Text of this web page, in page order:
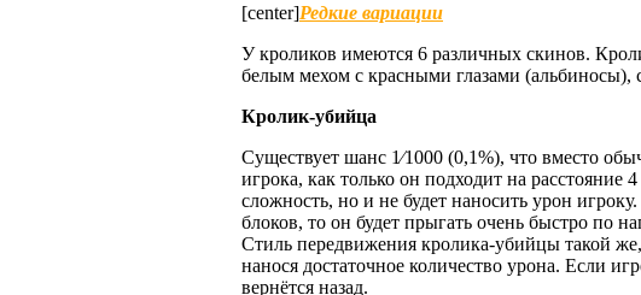
[center]Редкие вариации
У кроликов имеются 6 различных скинов.
белым мехом с красными глазами
Кролик-убийца
Существует шанс 1⁄1000 (0,1%), что вместо
игрока, как только он подходит на
сложность, но и не будет наносить урон
блоков, то он будет прыгать очень быстро по
Стиль передвижения кролика-убийцы такой
нанося достаточное количество урона. Если
вернётся назад.